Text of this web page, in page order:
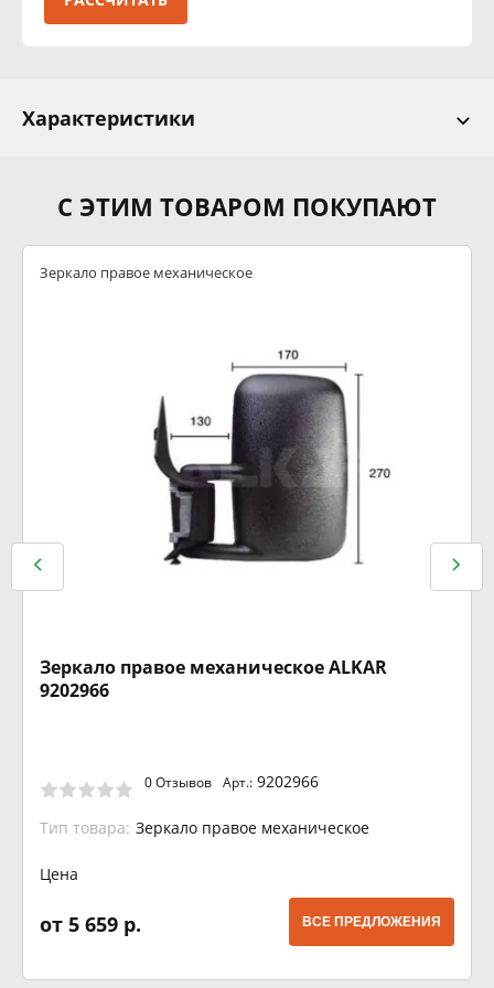
Характеристики
С ЭТИМ ТОВАРОМ ПОКУПАЮТ
Зеркало правое механическое
Зеркало правое механическое ALKAR
9202966
0 Отзывов Арт.: 9202966
Тип товара: Зеркало правое механическое
Цена
от 5 659 р. ВСЕ ПРЕДЛОЖЕНИЯ